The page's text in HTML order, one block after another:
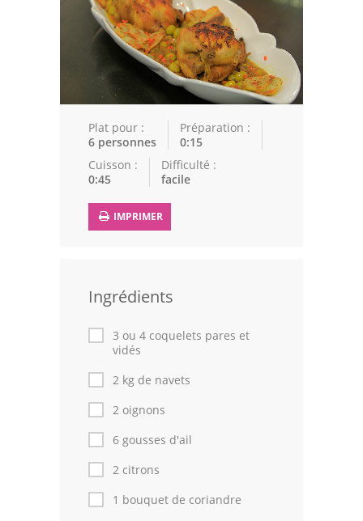
Pâtisseries
Epices
Recettes Marocaine
Tajines
Viandes
Poissons
Cuisines Orientales
Recettes marocaine
Cuisine Algérienne
Cuisine Juive
Cuisine Libanaise
Plat pour :
6 personnes
Préparation :
0:15
Cuisson :
0:45
Difficulté :
facile
IMPRIMER
Ingrédients
3 ou 4 coquelets pares et
vidés
2 kg de navets
2 oignons
6 gousses d'ail
2 citrons
1 bouquet de coriandre